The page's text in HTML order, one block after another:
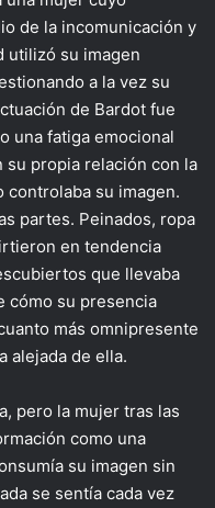
de la incomunicación y
utilizó su imagen
a la vez su
de Bardot fue
una fatiga emocional
propia relación con la
controlaba su imagen.
partes. Peinados, ropa
en tendencia
que llevaba
cómo su presencia
más omnipresente
alejada de ella.
pero la mujer tras las
como una
su imagen sin
se sentía cada vez